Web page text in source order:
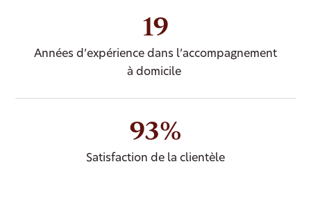
19
Années d’expérience dans l’accompagnement
à domicile
93%
Satisfaction de la clientèle